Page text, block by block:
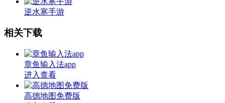
逆水寒手游
相关下载
章鱼输入法app
进入查看
高德地图免费版